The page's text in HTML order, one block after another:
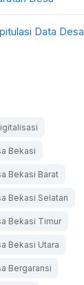
Data Desa
Bekasi
Bekasi Barat
Bekasi Selatan
Bekasi Timur
Bekasi Utara
Bergaransi